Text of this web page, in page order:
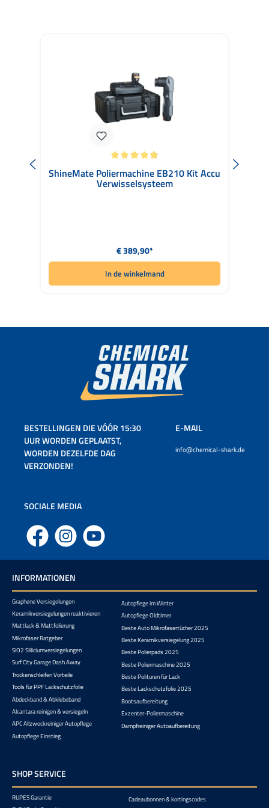
Gemiddelde waardering van 4.91 van 5 sterren
ShineMate Poliermachine EB210 Kit Accu
Verwisselsysteem
Normale prijs:
€ 389,90*
In de winkelmand
BESTELLINGEN DIE VÓÓR 15:30
UUR WORDEN GEPLAATST,
WORDEN DEZELFDE DAG
VERZONDEN!
E-MAIL
info@chemical-shark.de
SOCIALE MEDIA
Facebook Instagram YouTube
INFORMATIONEN
Graphene Versiegelungen
Keramikversiegelungen reaktivieren
Mattlack & Mattfolierung
Mikrofaser Ratgeber
SiO2 Sliliciumversiegelungen
Surf City Garage Dash Away
Trockenschleifen Vorteile
Tools für PPF Lackschutzfolie
Abdeckband & Abklebeband
Alcantara reinigen & versiegeln
APC Allzweckreiniger Autopflege
Autopflege Einstieg
Autopflege im Winter
Autopflege Oldtimer
Beste Auto Mikrofasertücher 2025
Beste Keramikversiegelung 2025
Beste Polierpads 2025
Beste Poliermaschine 2025
Beste Polituren für Lack
Beste Lackschutzfolie 2025
Bootsaufbereitung
Exzenter-Poliermaschine
Dampfreiniger Autoaufbereitung
SHOP SERVICE
RUPES Garantie
Cadeaubonnen & kortingscodes